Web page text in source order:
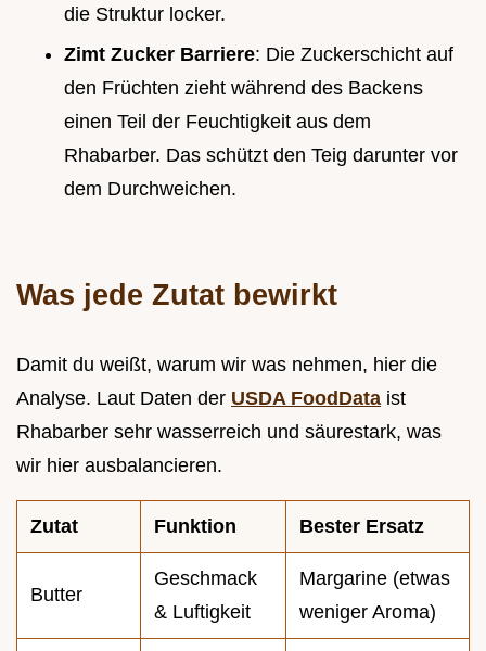
die Struktur locker.
Zimt Zucker Barriere: Die Zuckerschicht auf
den Früchten zieht während des Backens
einen Teil der Feuchtigkeit aus dem
Rhabarber. Das schützt den Teig darunter vor
dem Durchweichen.
Was jede Zutat bewirkt
Damit du weißt, warum wir was nehmen, hier die
Analyse. Laut Daten der USDA FoodData ist
Rhabarber sehr wasserreich und säurestark, was
wir hier ausbalancieren.
Zutat Funktion Bester Ersatz
Butter
Geschmack
& Luftigkeit
Margarine (etwas
weniger Aroma)